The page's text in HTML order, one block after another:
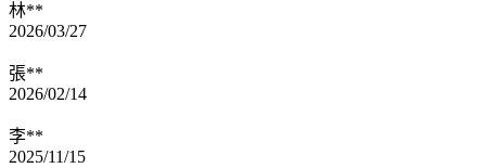
林**
2026/03/27
張**
2026/02/14
李**
2025/11/15